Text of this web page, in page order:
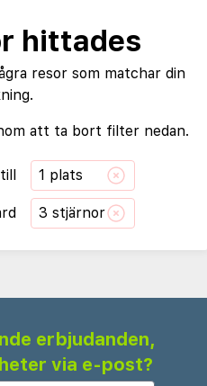
hittades
resor som matchar din
att ta bort filter nedan.
1 plats
3 stjärnor
erbjudanden,
via e-post?